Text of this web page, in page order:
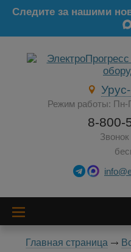
Следите за нашими
Режим работы: Пн-
8-800-
Главная страница